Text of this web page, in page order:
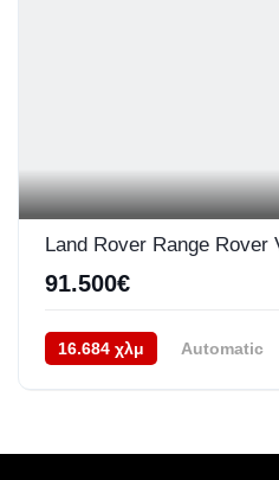
91.500€
16.684 χλμ Automatic